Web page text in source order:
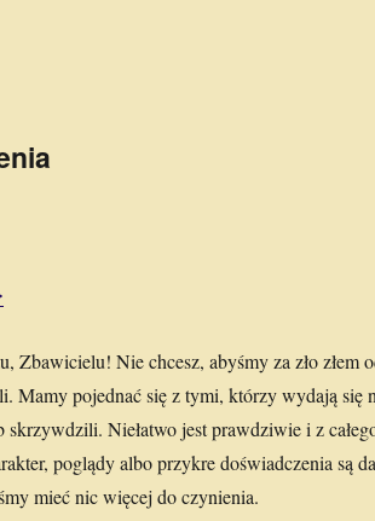
Zbawicielu! Nie chcesz, abyśmy za zło złem
Mamy pojednać się z tymi, którzy wydają się
skrzywdzili. Niełatwo jest prawdziwie i z
poglądy albo przykre doświadczenia są
mieć nic więcej do czynienia.